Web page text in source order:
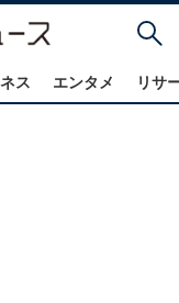
ス エンタメ リサ